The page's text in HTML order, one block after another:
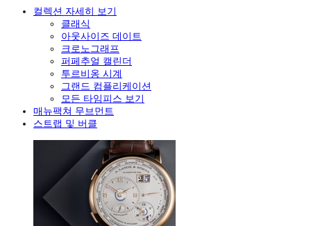
컬렉션 자세히 보기
클래식
아웃사이즈 데이트
크로노그래프
퍼페추얼 캘린더
투르비옹 시계
그랜드 컴플리케이션
모든 타임피스 보기
매뉴팩쳐 무브먼트
스트랩 및 버클